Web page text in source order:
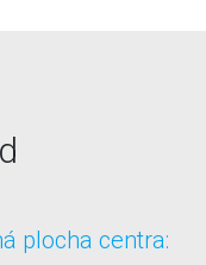
plocha centra: